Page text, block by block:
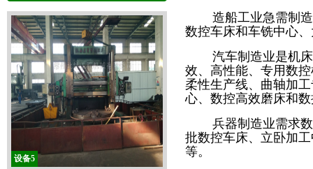
设备5
造船工业急需制
数控车床和车铣中心
汽车制造业是机
效、高性能、专用数
柔性生产线、曲轴加
心、数控高效磨床和
兵器制造业需求
批数控车床、立卧加
等。